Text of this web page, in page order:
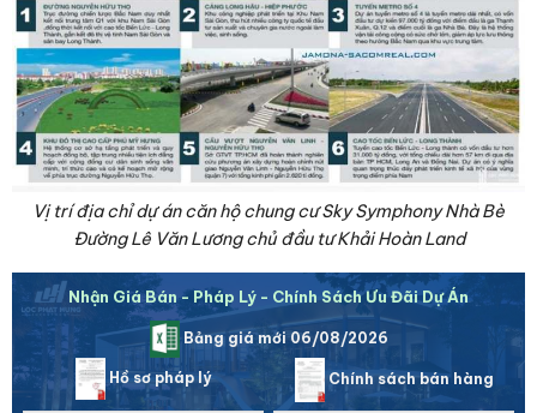
Vị trí địa chỉ dự án căn hộ chung cư Sky Symphony Nhà Bè
Đường Lê Văn Lương chủ đầu tư Khải Hoàn Land
Nhận Giá Bán - Pháp Lý - Chính Sách Ưu Đãi Dự Án
Bảng giá mới 06/08/2026
Hồ sơ pháp lý Chính sách bán hàng